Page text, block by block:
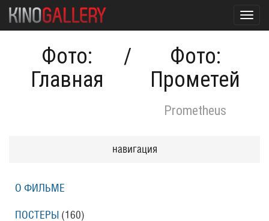
Фото:
Главная
/
Фото:
Прометей
Prometheus
навигация
О ФИЛЬМЕ
ПОСТЕРЫ (160)